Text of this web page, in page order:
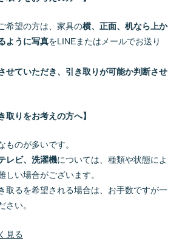
希望の方は、家具の横、正面、机なら上か
ように写真をLINEまたはメールでお送り
せていただき、引き取りが可能か判断させ
取りをお考えの方へ】
ものが多いです。
レビ、洗濯機については、種類や状態によ
しい場合がございます。
取るを希望される場合は、お手数ですが一
さい。
見る